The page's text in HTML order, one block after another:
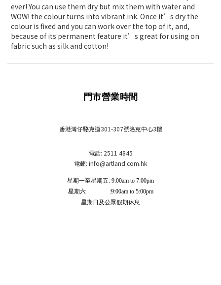
ever! You can use them dry but mix them with water and
WOW! the colour turns into vibrant ink. Once it’s dry the
colour is fixed and you can work over the top of it, and,
because of its permanent feature it’s great for using on
fabric such as silk and cotton!
門市營業時間
香港灣仔駱克道301-307號洛克中心3樓
電話: 2511 4845
電郵: info@artland.com.hk
星期一至星期五: 9:00am to 7:00pm
星期六 :9:00am to 5:00pm
星期日及公眾假期休息